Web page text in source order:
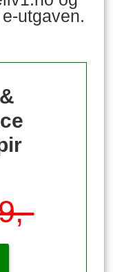
utgaven.